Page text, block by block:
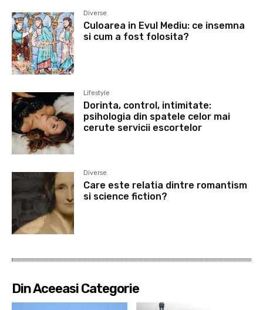
Diverse
Culoarea in Evul Mediu: ce insemna
si cum a fost folosita?
Lifestyle
Dorinta, control, intimitate:
psihologia din spatele celor mai
cerute servicii escortelor
Diverse
Care este relatia dintre romantism
si science fiction?
Din Aceeasi Categorie